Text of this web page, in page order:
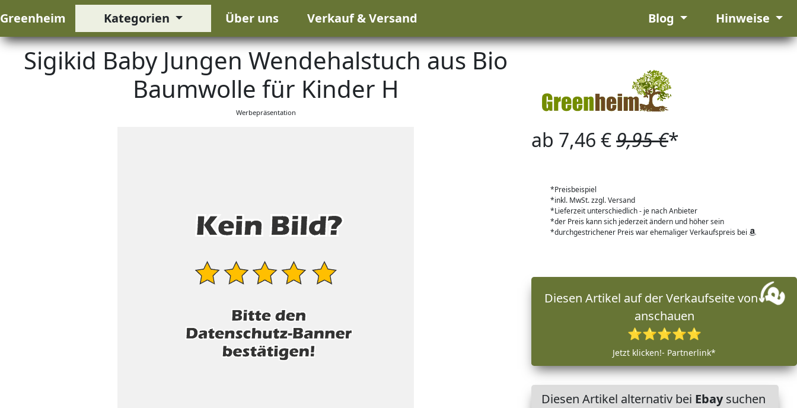
Greenheim Kategorien Über uns Verkauf & Versand Blog Hinweise
Sigikid Baby Jungen Wendehalstuch aus Bio
Baumwolle für Kinder H
Werbepräsentation
ab 7,46 €9,95 €*
*Preisbeispiel
*inkl. MwSt. zzgl. Versand
*Lieferzeit unterschiedlich - je nach Anbieter
*der Preis kann sich jederzeit ändern und höher sein
*durchgestrichener Preis war ehemaliger Verkaufspreis bei
Diesen Artikel auf der Verkaufseite von
anschauen
⭐⭐⭐⭐⭐
Jetzt klicken!- Partnerlink*
Diesen Artikel alternativ bei Ebaysuchen